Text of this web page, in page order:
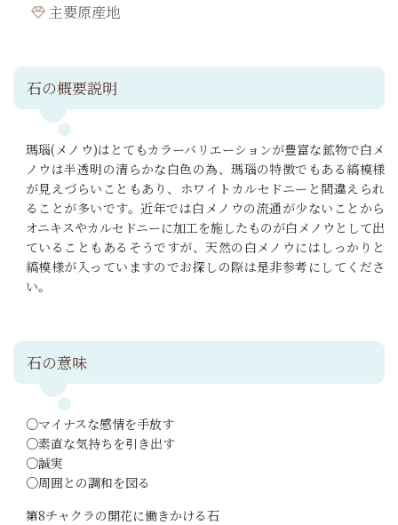
主要原産地
石の概要説明
瑪瑙(メノウ)はとてもカラーバリエーションが豊富な鉱物で白メ
ノウは半透明の清らかな白色の為、瑪瑙の特徴でもある縞模様
が見えづらいこともあり、ホワイトカルセドニーと間違えられ
ることが多いです。近年では白メノウの流通が少ないことから
オニキスやカルセドニーに加工を施したものが白メノウとして出
ていることもあるそうですが、天然の白メノウにはしっかりと
縞模様が入っていますのでお探しの際は是非参考にしてくださ
い。
石の意味
○マイナスな感情を手放す
○素直な気持ちを引き出す
○誠実
○周囲との調和を図る
第8チャクラの開花に働きかける石